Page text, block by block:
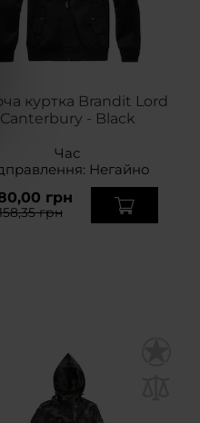
куртка Brandit Lord
Canterbury - Black
Час
Негайно
грн
грн